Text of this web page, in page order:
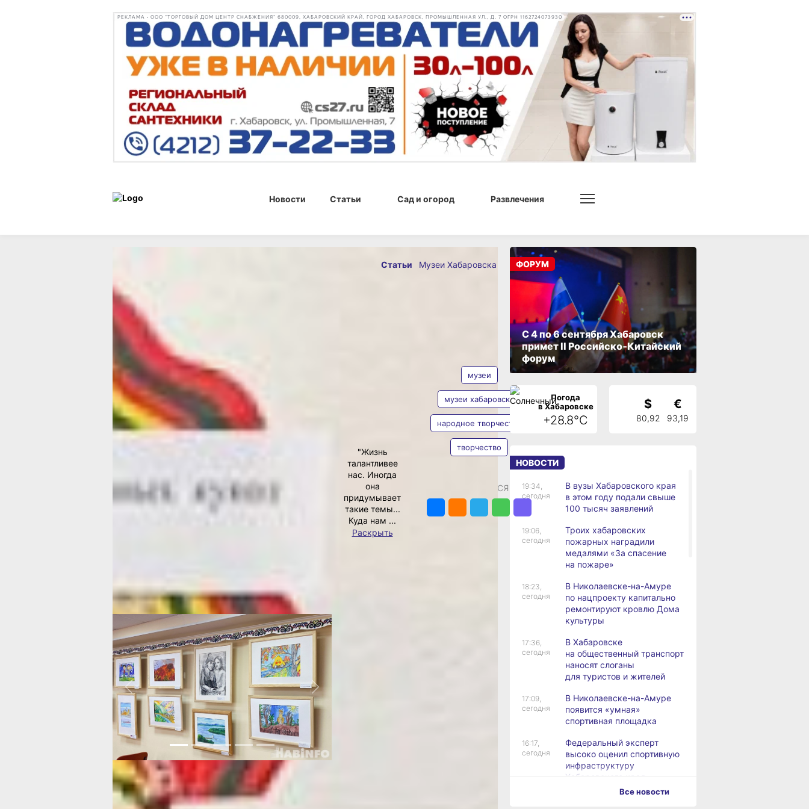
РЕКЛАМА • ООО "ТОРГОВЫЙ ДОМ ЦЕНТР СНАБЖЕНИЯ" 680009, ХАБАРОВСКИЙ КРАЙ, ГОРОД ХАБАРОВСК, ПРОМЫШЛЕННАЯ УЛ., Д. 7 ОГРН 1162724073930
Новости Статьи Сад и огород Развлечения
Наш камерный
музей: славянская
культура, которую
можно создать и
потрогать руками
Уникальное место, где чтут традиции и передают их
младшему поколению – центр детского творчества
«Народные ремесла». Не хватит слов, чтобы
встретят любого гостя.
народные ремесла
Хабаровск
В надежных руках
соломенных кукол, плетут корзинки из бересты и
соломы, а также свободно обращаются с
керамикой.
Previous Next
Но это еще не все – во всех филиалах трудятся
больше 20 педагогов, которые ведут 40 программ
по трем направлениям – художественное,
техническое и социально-гуманитарное. Некоторые
Статьи Музеи Хабаровска
"Жизнь
талантливее
нас. Иногда
она
придумывает
такие темы...
Куда нам ...
Раскрыть
музеи
музеи хабаровска
народное творчество
творчество
ПОДЕЛИТЬСЯ
С 4 по 6 сентября Хабаровск
примет II Российско‑Китайский
форум
ФОРУМ
Погода
в Хабаровске
+28.8°C
$
80,92
€
93,19
НОВОСТИ
19:34,
сегодня
В вузы Хабаровского края
в этом году подали свыше
100 тысяч заявлений
19:06,
сегодня
Троих хабаровских
пожарных наградили
медалями «За спасение
на пожаре»
18:23,
сегодня
В Николаевске-на-Амуре
по нацпроекту капитально
ремонтируют кровлю Дома
культуры
17:36,
сегодня
В Хабаровске
на общественный транспорт
наносят слоганы
для туристов и жителей
17:09,
сегодня
В Николаевске-на-Амуре
появится «умная»
спортивная площадка
16:17,
сегодня
Федеральный эксперт
высоко оценил спортивную
инфраструктуру
Хабаровского края
Все новости